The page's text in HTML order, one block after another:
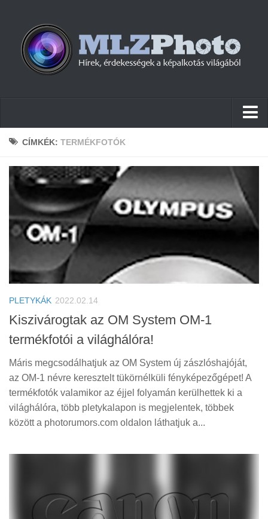
Hírek
Cikkek
Szoftver
Firmware
Tanácsok
Érdekességek
Helyszíni Riport
E-BB
CÍMKÉK: TERMÉKFOTÓK
PLETYKÁK 2022.02.14
Kiszivárogtak az OM System OM-1
termékfotói a világhálóra!
Máris megcsodálhatjuk az OM System új zászlóshajóját,
az OM-1 névre keresztelt tükörnélküli fényképezőgépet! A
termékfotók valamikor az éjjel folyamán kerülhettek ki a
világhálóra, több pletykalapon is megjelentek, többek
között a photorumors.com oldalon láthatjuk a...